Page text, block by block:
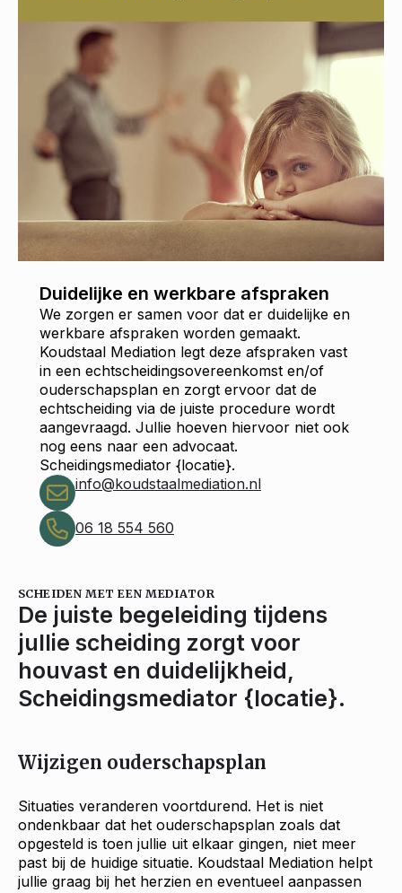
Duidelijke en werkbare afspraken
We zorgen er samen voor dat er duidelijke en
werkbare afspraken worden gemaakt.
Koudstaal Mediation legt deze afspraken vast
in een echtscheidingsovereenkomst en/of
ouderschapsplan en zorgt ervoor dat de
echtscheiding via de juiste procedure wordt
aangevraagd. Jullie hoeven hiervoor niet ook
nog eens naar een advocaat.
Scheidingsmediator {locatie}.
info@koudstaalmediation.nl
06 18 554 560
SCHEIDEN MET EEN MEDIATOR
De juiste begeleiding tijdens
jullie scheiding zorgt voor
houvast en duidelijkheid,
Scheidingsmediator {locatie}.
Wijzigen ouderschapsplan
Situaties veranderen voortdurend. Het is niet
ondenkbaar dat het ouderschapsplan zoals dat
opgesteld is toen jullie uit elkaar gingen, niet meer
past bij de huidige situatie. Koudstaal Mediation helpt
jullie graag bij het herzien en eventueel aanpassen